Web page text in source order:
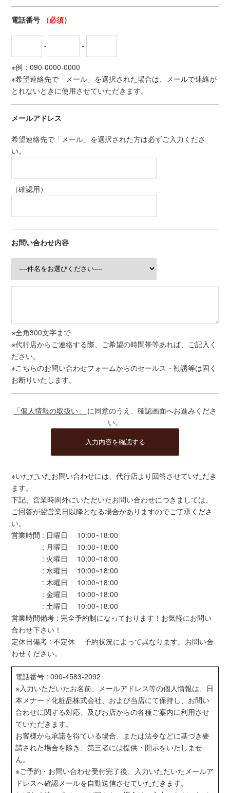
電話番号 （必須）
- -
※例：090-0000-0000
※希望連絡先で「メール」を選択された場合は、メールで連絡が
とれないときに使用させていただきます。
メールアドレス
希望連絡先で「メール」を選択された方は必ずご入力くださ
い。
（確認用）
お問い合わせ内容
※全角300文字まで
※代行店からご連絡する際、ご希望の時間帯等あれば、ご記入く
ださい。
※こちらのお問い合わせフォームからのセールス・勧誘等は固く
お断りいたします。
「個人情報の取扱い」 に同意のうえ、確認画面へお進みくださ
い。
※いただいたお問い合わせには、代行店より回答させていただき
ます。
下記、営業時間外にいただいたお問い合わせにつきましては、
ご回答が翌営業日以降となる場合がありますのでご了承くださ
い。
営業時間 : 日曜日 10:00~18:00
: 月曜日 10:00~18:00
: 火曜日 10:00~18:00
: 水曜日 10:00~18:00
: 木曜日 10:00~18:00
: 金曜日 10:00~18:00
: 土曜日 10:00~18:00
営業時間備考 : 完全予約制になっております！お気軽にお問い
合わせ下さい！
定休日備考 : 不定休 予約状況によって異なります。お問い合
わせください。
電話番号 : 090-4583-2092
※入力いただいたお名前、メールアドレス等の個人情報は、日
本メナード化粧品株式会社、および当店にて保持し、お問い
合わせに関する対応、及びお店からの各種ご案内に利用させ
ていただきます。
お客様から承諾を得ている場合、または法令などに基づき要
請された場合を除き、第三者には提供・開示をいたしませ
ん。
※ご予約・お問い合わせ受付完了後、入力いただいたメールア
ドレスへ確認メールを自動送信させていただきます。